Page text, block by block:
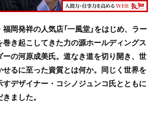
岡発祥の人気店「一風堂」をはじめ、ラー
巻き起こしてきた力の源ホールディングス
の河原成美氏。道なき道を切り開き、世
るに至った資質とは何か。同じく世界を
デザイナー・コシノジュンコ氏とともに
ました。